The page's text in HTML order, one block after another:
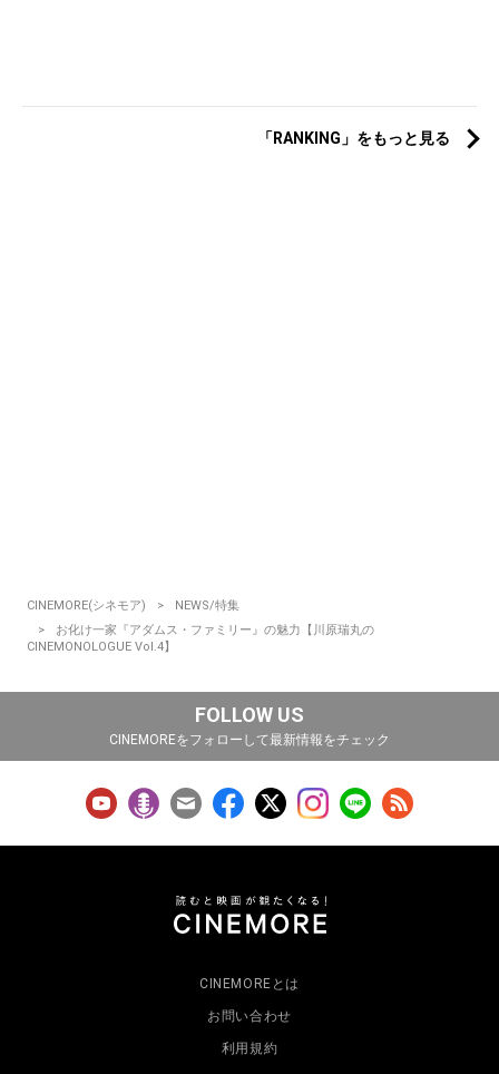
「RANKING」をもっと見る
CINEMORE(シネモア)
NEWS/特集
お化け一家『アダムス・ファミリー』の魅力【川原瑞丸の
CINEMONOLOGUE Vol.4】
FOLLOW US
CINEMOREをフォローして最新情報をチェック
CINEMOREとは
お問い合わせ
利用規約